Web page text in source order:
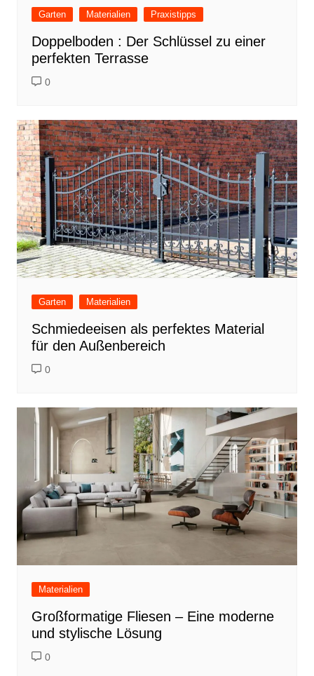
Garten Materialien Praxistipps
Doppelboden : Der Schlüssel zu einer
perfekten Terrasse
0
Garten Materialien
Schmiedeeisen als perfektes Material
für den Außenbereich
0
Materialien
Großformatige Fliesen – Eine moderne
und stylische Lösung
0